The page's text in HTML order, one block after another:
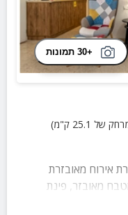
+30 תמונות
של 25.1 ק"מ)
אירוח מאובזרת
מאובזר, פינת
חוץ פרטי עם פינת